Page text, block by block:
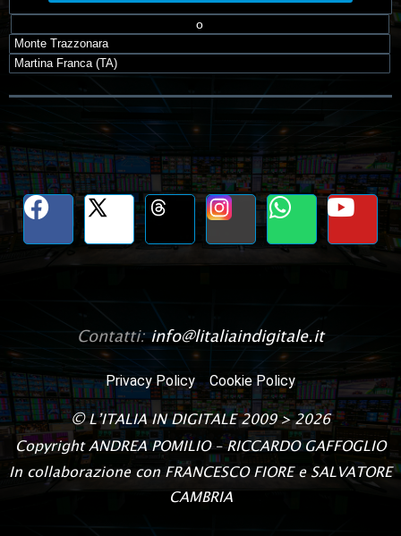
o
Monte Trazzonara
Martina Franca (TA)
Contatti:info@litaliaindigitale.it
Privacy Policy Cookie Policy
© L’ITALIA IN DIGITALE2009 > 2026
Copyright ANDREA POMILIO – RICCARDO GAFFOGLIO
In collaborazione con FRANCESCO FIORE e SALVATORE
CAMBRIA